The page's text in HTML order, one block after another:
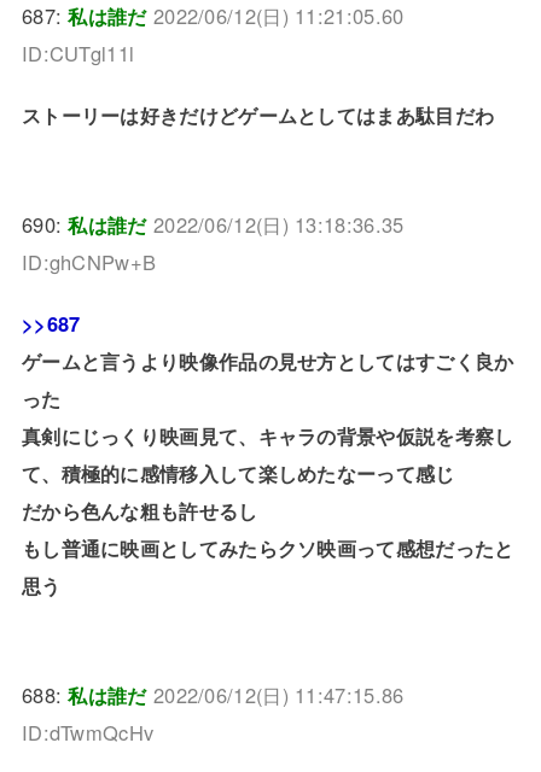
687:私は誰だ 2022/06/12(日) 11:21:05.60
ID:CUTgl11l
ストーリーは好きだけどゲームとしてはまあ駄目だわ
690:私は誰だ 2022/06/12(日) 13:18:36.35
ID:ghCNPw+B
>>687
ゲームと言うより映像作品の見せ方としてはすごく良か
った
真剣にじっくり映画見て、キャラの背景や仮説を考察し
て、積極的に感情移入して楽しめたなーって感じ
だから色んな粗も許せるし
もし普通に映画としてみたらクソ映画って感想だったと
思う
688:私は誰だ 2022/06/12(日) 11:47:15.86
ID:dTwmQcHv